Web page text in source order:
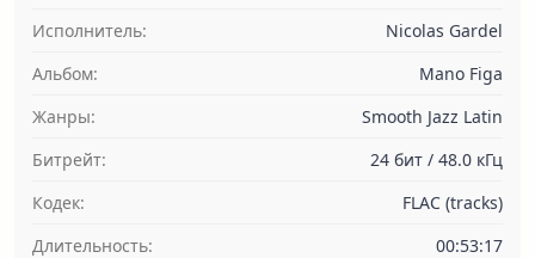
Исполнитель:
Nicolas Gardel
Альбом:
Mano Figa
Жанры:
Smooth Jazz Latin
Битрейт:
24 бит / 48.0 кГц
Кодек:
FLAC (tracks)
Длительность:
00:53:17